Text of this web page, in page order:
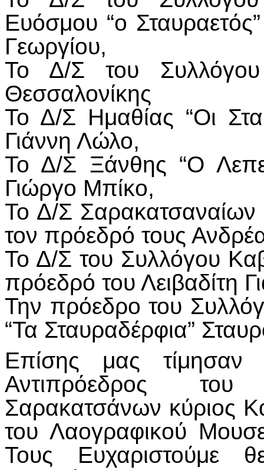
Ευόσμου “ο
Γεωργίου,
Το Δ/Σ του Συλλόγου
Θεσσαλονίκης
Το Δ/Σ Ημαθίας “Οι
Γιάννη Λώλο,
Το Δ/Σ Ξάνθης “Ο
Γιώργο Μπίκο,
Το Δ/Σ
τον πρόεδρό τους
Το Δ/Σ του Συλλόγου
πρόεδρό του Λειβαδίτη
Την πρόεδρο του
“Τα Σταυραδέρφια”
Επίσης μας
Αντιπρόεδρος του
Σαρακατσάνων κύριος
του Λαογραφικού
Τους Ευχαριστούμε